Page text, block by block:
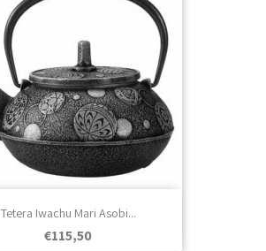
Tetera Iwachu Mari Asobi...
Prezo
€115,50